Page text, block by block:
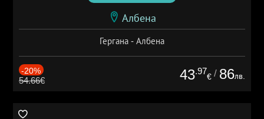
Албена
Гергана - Албена
-20%
54.66€ 43.97
€ / 86лв.